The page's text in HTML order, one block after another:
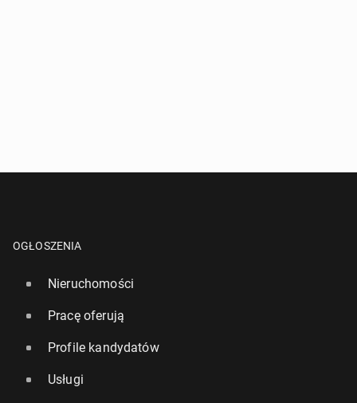
OGŁOSZENIA
Nieruchomości
Pracę oferują
Profile kandydatów
Usługi